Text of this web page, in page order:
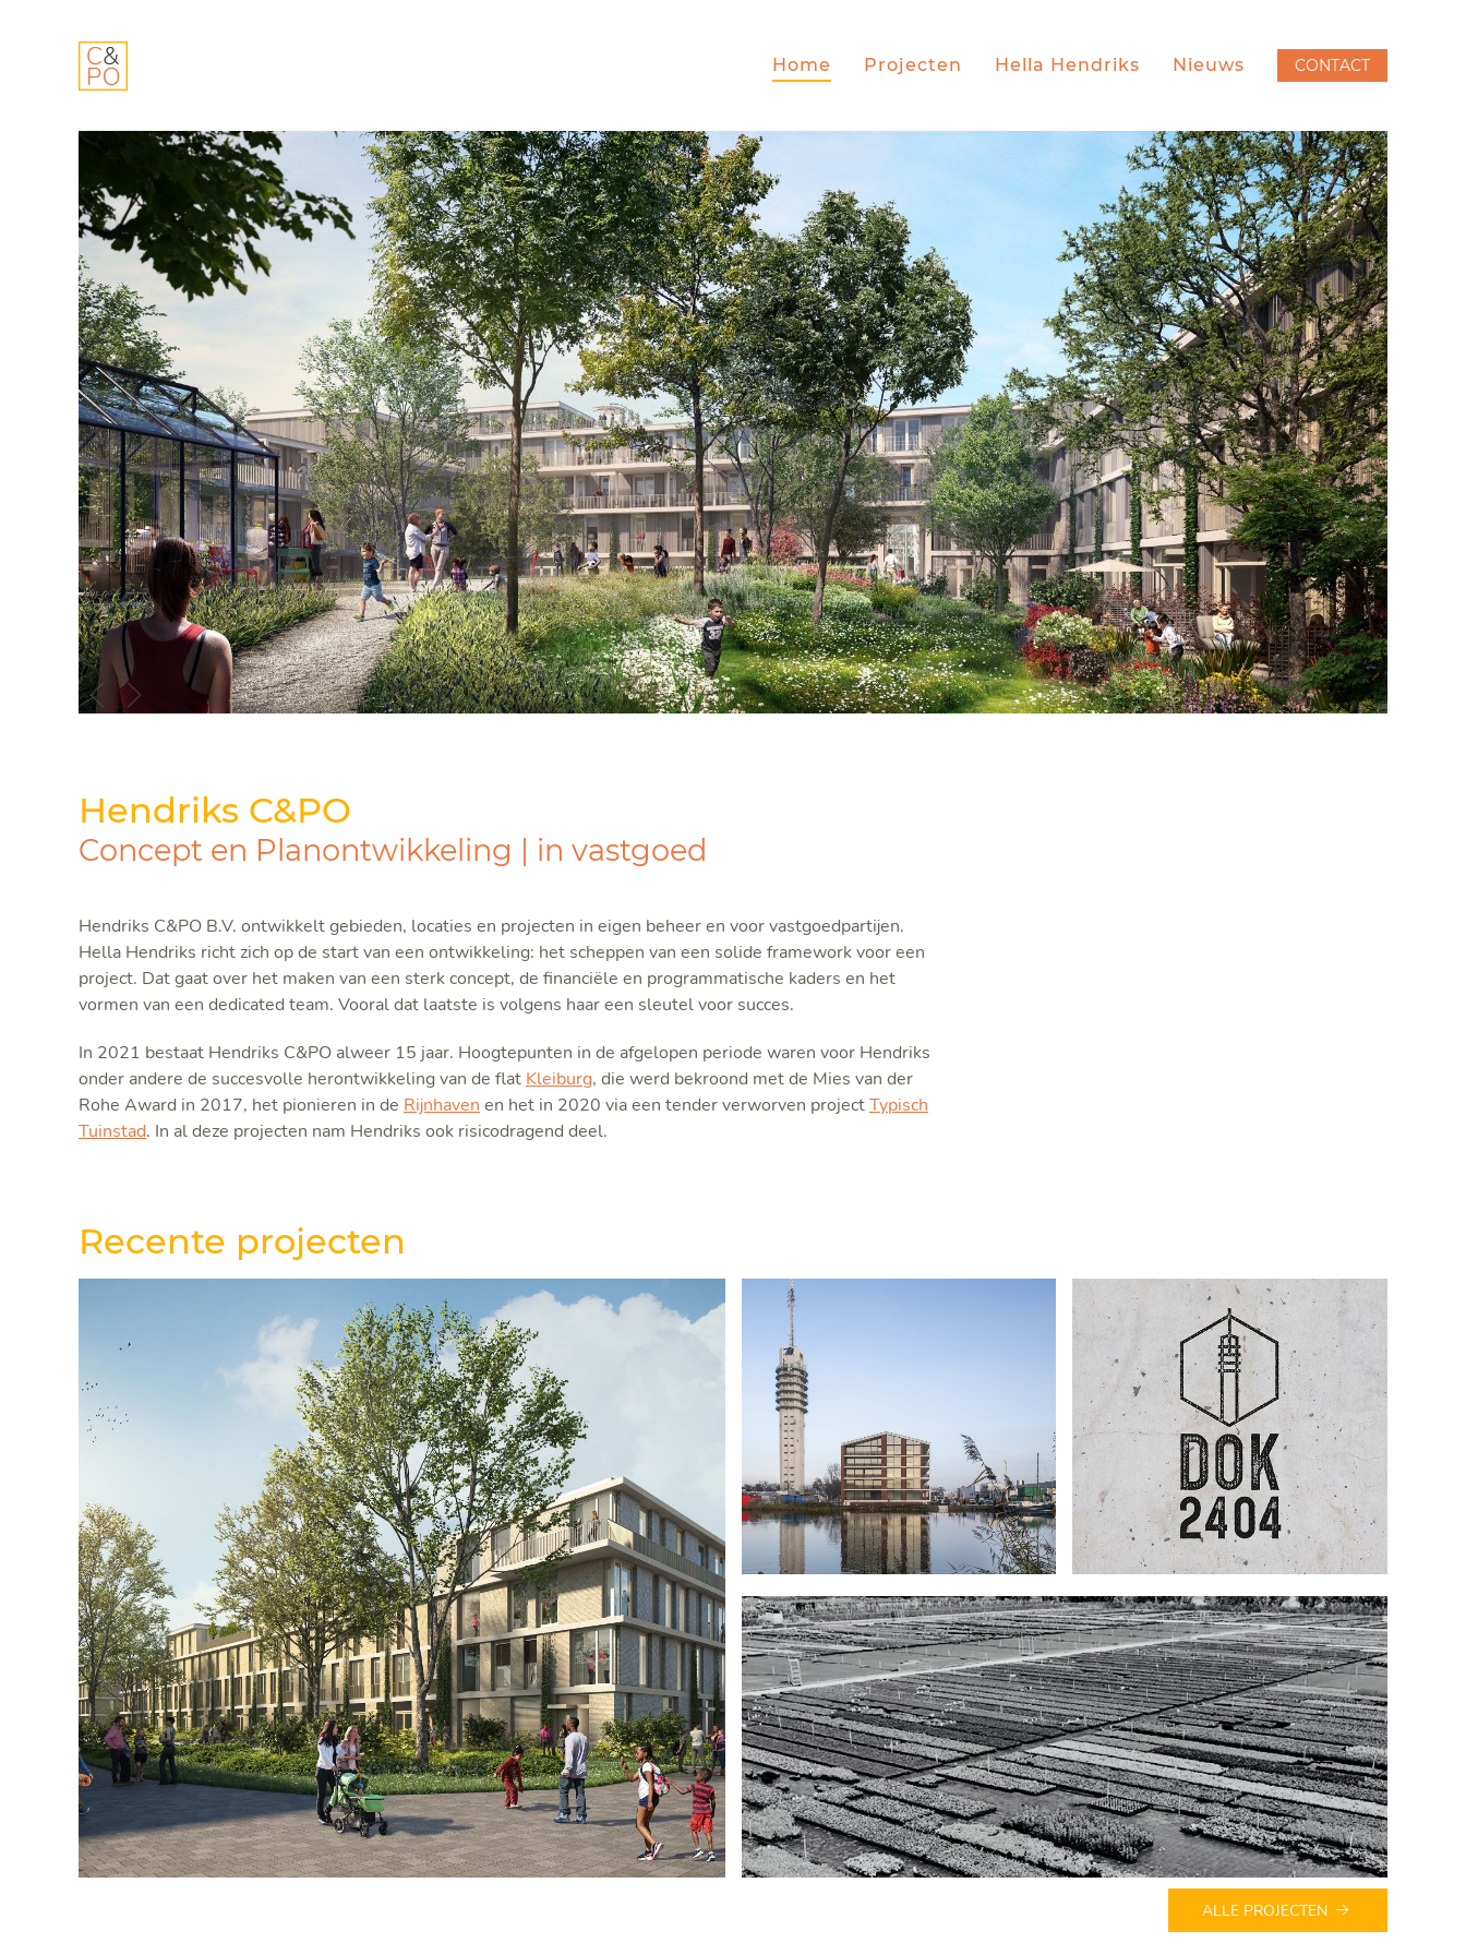
Home Projecten Hella Hendriks Nieuws CONTACT
Hendriks C&PO
Concept en Planontwikkeling | in vastgoed
Hendriks C&PO B.V. ontwikkelt gebieden, locaties en projecten in eigen beheer en voor vastgoedpartijen.
Hella Hendriks richt zich op de start van een ontwikkeling: het scheppen van een solide framework voor een
project. Dat gaat over het maken van een sterk concept, de financiële en programmatische kaders en het
vormen van een dedicated team. Vooral dat laatste is volgens haar een sleutel voor succes.
In 2021 bestaat Hendriks C&PO alweer 15 jaar. Hoogtepunten in de afgelopen periode waren voor Hendriks
onder andere de succesvolle herontwikkeling van de flat Kleiburg, die werd bekroond met de Mies van der
Rohe Award in 2017, het pionieren in de Rijnhaven en het in 2020 via een tender verworven projectTypisch
Tuinstad. In al deze projecten nam Hendriks ook risicodragend deel.
Recente projecten
ALLE PROJECTEN